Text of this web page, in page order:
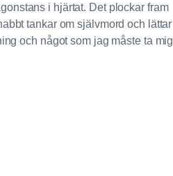
i hjärtat. Det plockar fram
tankar om självmord och lättar
och något som jag måste ta mig